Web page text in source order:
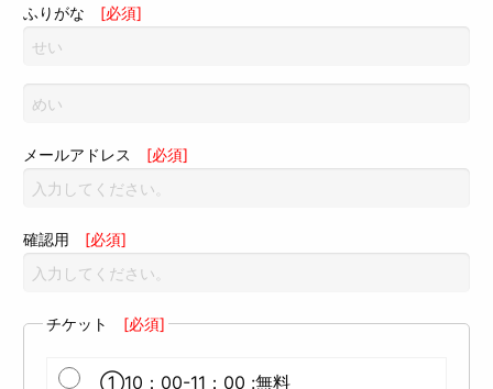
ふりがな [必須]
メールアドレス [必須]
確認用 [必須]
チケット [必須]
①10：00-11：00 :無料